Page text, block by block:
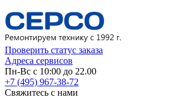
Проверить статус заказа
Адреса сервисов
Пн-Вс с 10:00 до 22.00
+7 (495) 967-38-72
Свяжитесь с нами